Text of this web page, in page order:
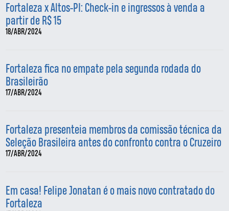
Fortaleza x Altos-PI: Check-in e ingressos à venda a
partir de R$ 15
18/ABR/2024
Fortaleza fica no empate pela segunda rodada do
Brasileirão
17/ABR/2024
Fortaleza presenteia membros da comissão técnica da
Seleção Brasileira antes do confronto contra o Cruzeiro
17/ABR/2024
Em casa! Felipe Jonatan é o mais novo contratado do
Fortaleza